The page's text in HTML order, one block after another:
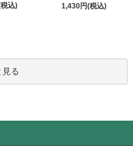
込)
1,430円(税込)
見る